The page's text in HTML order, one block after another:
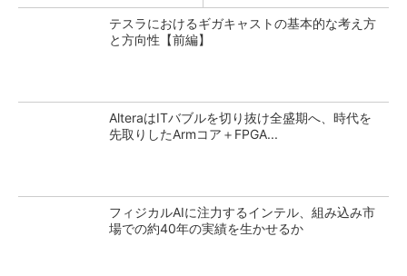
テスラにおけるギガキャストの基本的な考え方
と方向性【前編】
AlteraはITバブルを切り抜け全盛期へ、時代を
先取りしたArmコア＋FPGA...
フィジカルAIに注力するインテル、組み込み市
場での約40年の実績を生かせるか